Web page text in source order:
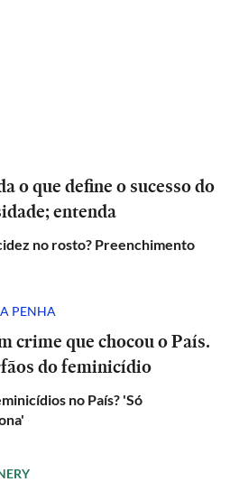
o que define o sucesso do
entenda
no rosto? Preenchimento
PENHA
crime que chocou o País.
do feminicídio
no País? 'Só